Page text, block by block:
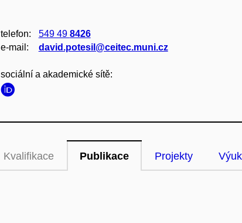
telefon: 549 49 8426
e‑mail:
david.potesil@ceitec.muni.cz
sociální a akademické sítě:
Kvalifikace Publikace Projekty